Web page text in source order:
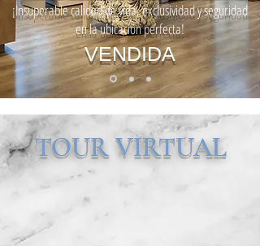
¡Insuperable calidad de vida, exclusividad y seguridad
en la ubicación perfecta!
VENDIDA
TOUR VIRTUAL